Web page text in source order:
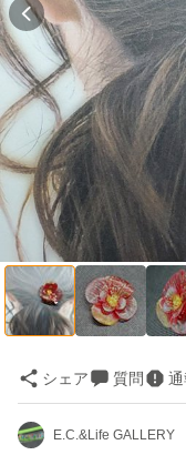
シェア 質問
E.C.&Life GALLERY